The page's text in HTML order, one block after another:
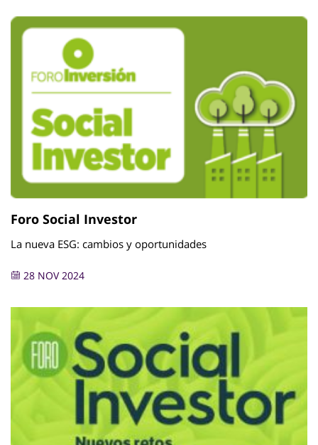
Foro Social Investor
La nueva ESG: cambios y oportunidades
28 NOV 2024